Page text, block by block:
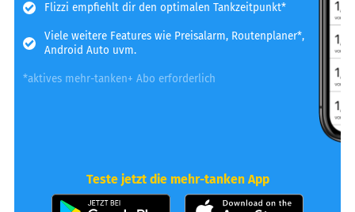
Flizzi empfiehlt dir den optimalen Tankzeitpunkt*
Viele weitere Features wie Preisalarm, Routenplaner*,
Android Auto uvm.
*aktives mehr-tanken+ Abo erforderlich
Teste jetzt die mehr-tanken App